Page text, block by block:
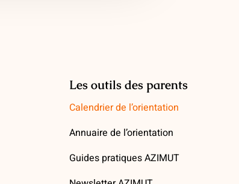
Les outils des parents
Calendrier de l’orientation
Annuaire de l’orientation
Guides pratiques AZIMUT